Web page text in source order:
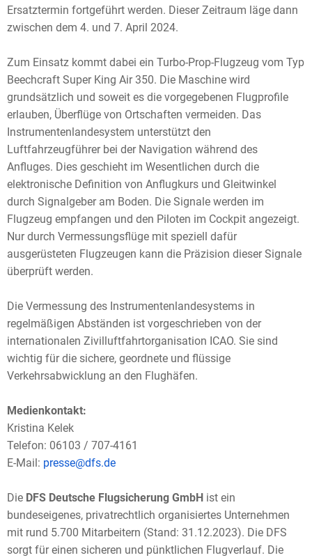
Ersatztermin fortgeführt werden. Dieser Zeitraum läge dann
zwischen dem 4. und 7. April 2024.
Zum Einsatz kommt dabei ein Turbo-Prop-Flugzeug vom Typ
Beechcraft Super King Air 350. Die Maschine wird
grundsätzlich und soweit es die vorgegebenen Flugprofile
erlauben, Überflüge von Ortschaften vermeiden. Das
Instrumentenlandesystem unterstützt den
Luftfahrzeugführer bei der Navigation während des
Anfluges. Dies geschieht im Wesentlichen durch die
elektronische Definition von Anflugkurs und Gleitwinkel
durch Signalgeber am Boden. Die Signale werden im
Flugzeug empfangen und den Piloten im Cockpit angezeigt.
Nur durch Vermessungsflüge mit speziell dafür
ausgerüsteten Flugzeugen kann die Präzision dieser Signale
überprüft werden.
Die Vermessung des Instrumentenlandesystems in
regelmäßigen Abständen ist vorgeschrieben von der
internationalen Zivilluftfahrtorganisation ICAO. Sie sind
wichtig für die sichere, geordnete und flüssige
Verkehrsabwicklung an den Flughäfen.
Medienkontakt:
Kristina Kelek
Telefon: 06103 / 707-4161
E-Mail: presse@dfs.de
Die DFS Deutsche Flugsicherung GmbH ist ein
bundeseigenes, privatrechtlich organisiertes Unternehmen
mit rund 5.700 Mitarbeitern (Stand: 31.12.2023). Die DFS
sorgt für einen sicheren und pünktlichen Flugverlauf. Die